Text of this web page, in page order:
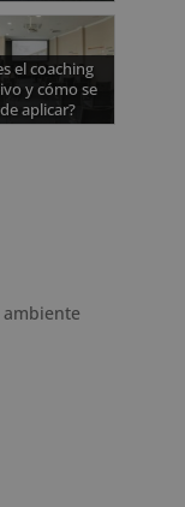
el coaching
y cómo se
aplicar?